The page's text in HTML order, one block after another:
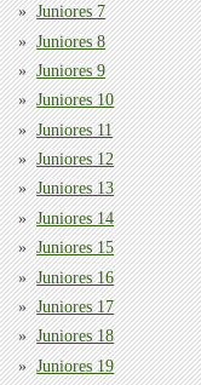
Juniores 7
Juniores 8
Juniores 9
Juniores 10
Juniores 11
Juniores 12
Juniores 13
Juniores 14
Juniores 15
Juniores 16
Juniores 17
Juniores 18
Juniores 19